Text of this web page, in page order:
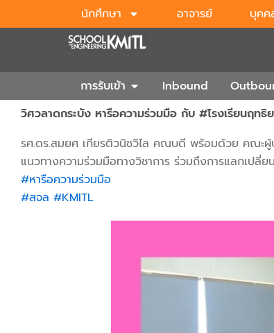
to
นักศึกษา อาจารย์ บุคค
การรับเข้า Open การรับเข้า
Inbound
วิศวลาดกระบัง หารือความร่วมมือ กับ #โรงเรียนฤทธิ
รศ.ดร.สมยศ เกียรติวนิชวิไล คณบดี พร้อมด้วย คณะผู้บ
แนวทางความร่วมมือทางวิชาการ ร่วมถึงการแลกเปลี่
#หารือความร่วมมือ
#สจล #KMITL